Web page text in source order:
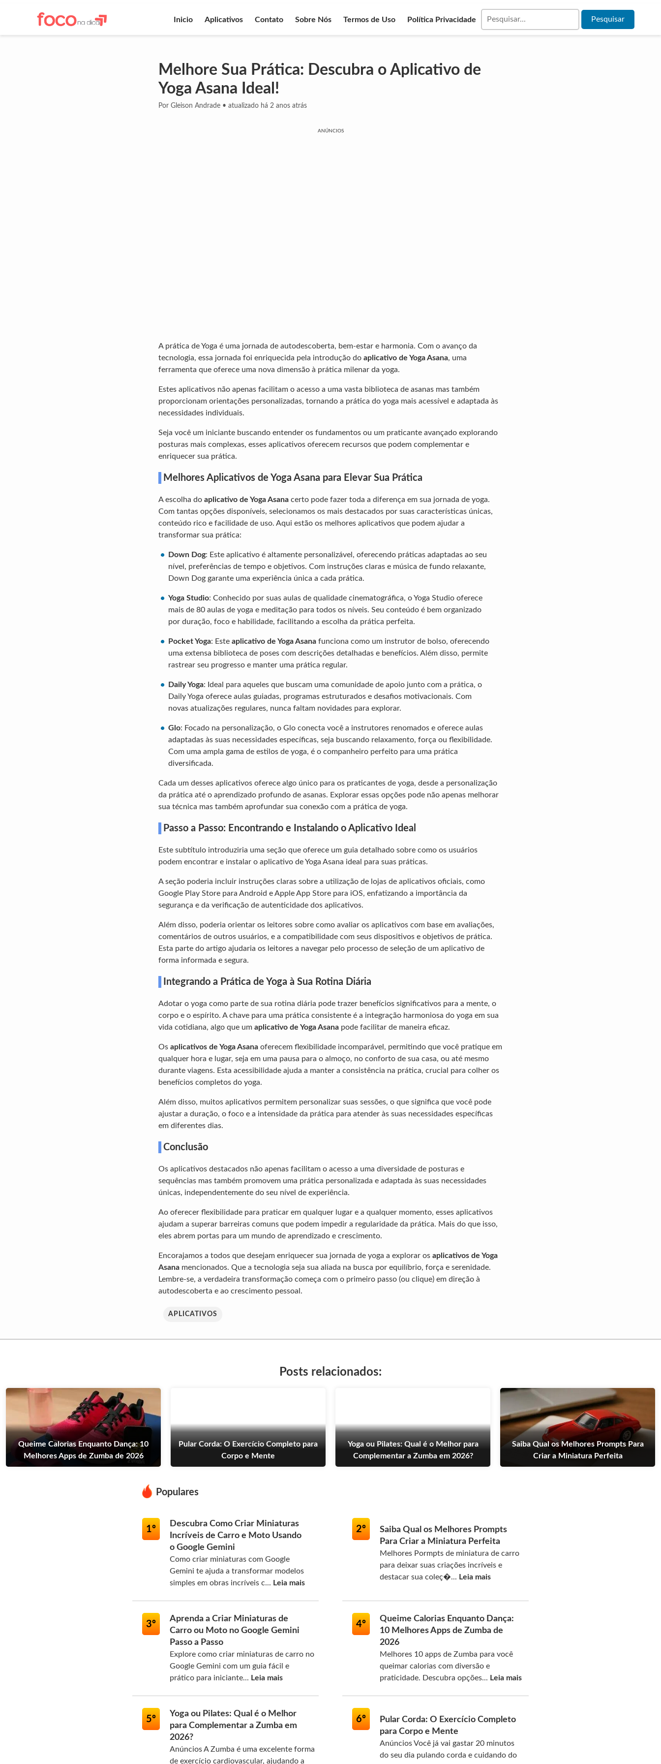
Inicio Aplicativos Contato Sobre Nós Termos de Uso Política Privacidade
Melhore Sua Prática: Descubra o Aplicativo de
Yoga Asana Ideal!
Por Gleison Andrade • atualizado há 2 anos atrás
ANÚNCIOS
A prática de Yoga é uma jornada de autodescoberta, bem-estar e harmonia. Com o avanço da
tecnologia, essa jornada foi enriquecida pela introdução do aplicativo de Yoga Asana, uma
ferramenta que oferece uma nova dimensão à prática milenar da yoga.
Estes aplicativos não apenas facilitam o acesso a uma vasta biblioteca de asanas mas também
proporcionam orientações personalizadas, tornando a prática do yoga mais acessível e adaptada às
necessidades individuais.
Seja você um iniciante buscando entender os fundamentos ou um praticante avançado explorando
posturas mais complexas, esses aplicativos oferecem recursos que podem complementar e
enriquecer sua prática.
Melhores Aplicativos de Yoga Asana para Elevar Sua Prática
A escolha do aplicativo de Yoga Asana certo pode fazer toda a diferença em sua jornada de yoga.
Com tantas opções disponíveis, selecionamos os mais destacados por suas características únicas,
conteúdo rico e facilidade de uso. Aqui estão os melhores aplicativos que podem ajudar a
transformar sua prática:
Down Dog: Este aplicativo é altamente personalizável, oferecendo práticas adaptadas ao seu
nível, preferências de tempo e objetivos. Com instruções claras e música de fundo relaxante,
Down Dog garante uma experiência única a cada prática.
Yoga Studio: Conhecido por suas aulas de qualidade cinematográfica, o Yoga Studio oferece
mais de 80 aulas de yoga e meditação para todos os níveis. Seu conteúdo é bem organizado
por duração, foco e habilidade, facilitando a escolha da prática perfeita.
Pocket Yoga: Este aplicativo de Yoga Asana funciona como um instrutor de bolso, oferecendo
uma extensa biblioteca de poses com descrições detalhadas e benefícios. Além disso, permite
rastrear seu progresso e manter uma prática regular.
Daily Yoga: Ideal para aqueles que buscam uma comunidade de apoio junto com a prática, o
Daily Yoga oferece aulas guiadas, programas estruturados e desafios motivacionais. Com
novas atualizações regulares, nunca faltam novidades para explorar.
Glo: Focado na personalização, o Glo conecta você a instrutores renomados e oferece aulas
adaptadas às suas necessidades específicas, seja buscando relaxamento, força ou flexibilidade.
Com uma ampla gama de estilos de yoga, é o companheiro perfeito para uma prática
diversificada.
Cada um desses aplicativos oferece algo único para os praticantes de yoga, desde a personalização
da prática até o aprendizado profundo de asanas. Explorar essas opções pode não apenas melhorar
sua técnica mas também aprofundar sua conexão com a prática de yoga.
Passo a Passo: Encontrando e Instalando o Aplicativo Ideal
Este subtítulo introduziria uma seção que oferece um guia detalhado sobre como os usuários
podem encontrar e instalar o aplicativo de Yoga Asana ideal para suas práticas.
A seção poderia incluir instruções claras sobre a utilização de lojas de aplicativos oficiais, como
Google Play Store para Android e Apple App Store para iOS, enfatizando a importância da
segurança e da verificação de autenticidade dos aplicativos.
Além disso, poderia orientar os leitores sobre como avaliar os aplicativos com base em avaliações,
comentários de outros usuários, e a compatibilidade com seus dispositivos e objetivos de prática.
Esta parte do artigo ajudaria os leitores a navegar pelo processo de seleção de um aplicativo de
forma informada e segura.
Integrando a Prática de Yoga à Sua Rotina Diária
Adotar o yoga como parte de sua rotina diária pode trazer benefícios significativos para a mente, o
corpo e o espírito. A chave para uma prática consistente é a integração harmoniosa do yoga em sua
vida cotidiana, algo que um aplicativo de Yoga Asana pode facilitar de maneira eficaz.
Os aplicativos de Yoga Asana oferecem flexibilidade incomparável, permitindo que você pratique em
qualquer hora e lugar, seja em uma pausa para o almoço, no conforto de sua casa, ou até mesmo
durante viagens. Esta acessibilidade ajuda a manter a consistência na prática, crucial para colher os
benefícios completos do yoga.
Além disso, muitos aplicativos permitem personalizar suas sessões, o que significa que você pode
ajustar a duração, o foco e a intensidade da prática para atender às suas necessidades específicas
em diferentes dias.
Conclusão
Os aplicativos destacados não apenas facilitam o acesso a uma diversidade de posturas e
sequências mas também promovem uma prática personalizada e adaptada às suas necessidades
únicas, independentemente do seu nível de experiência.
Ao oferecer flexibilidade para praticar em qualquer lugar e a qualquer momento, esses aplicativos
ajudam a superar barreiras comuns que podem impedir a regularidade da prática. Mais do que isso,
eles abrem portas para um mundo de aprendizado e crescimento.
Encorajamos a todos que desejam enriquecer sua jornada de yoga a explorar os aplicativos de Yoga
Asana mencionados. Que a tecnologia seja sua aliada na busca por equilíbrio, força e serenidade.
Lembre-se, a verdadeira transformação começa com o primeiro passo (ou clique) em direção à
autodescoberta e ao crescimento pessoal.
APLICATIVOS
Posts relacionados:
Queime Calorias Enquanto Dança: 10
Melhores Apps de Zumba de 2026
Pular Corda: O Exercício Completo para
Corpo e Mente
Yoga ou Pilates: Qual é o Melhor para
Complementar a Zumba em 2026?
Saiba Qual os Melhores Prompts Para
Criar a Miniatura Perfeita
Populares
1º
Descubra Como Criar Miniaturas
Incríveis de Carro e Moto Usando
o Google Gemini
Como criar miniaturas com Google
Gemini te ajuda a transformar modelos
simples em obras incríveis c... Leia mais
2º
Saiba Qual os Melhores Prompts
Para Criar a Miniatura Perfeita
Melhores Pormpts de miniatura de carro
para deixar suas criações incríveis e
destacar sua coleç�... Leia mais
3º
Aprenda a Criar Miniaturas de
Carro ou Moto no Google Gemini
Passo a Passo
Explore como criar miniaturas de carro no
Google Gemini com um guia fácil e
prático para iniciante... Leia mais
4º
Queime Calorias Enquanto Dança:
10 Melhores Apps de Zumba de
2026
Melhores 10 apps de Zumba para você
queimar calorias com diversão e
praticidade. Descubra opções... Leia mais
5º
Yoga ou Pilates: Qual é o Melhor
para Complementar a Zumba em
2026?
Anúncios A Zumba é uma excelente forma
de exercício cardiovascular, ajudando a
6º
Pular Corda: O Exercício Completo
para Corpo e Mente
Anúncios Você já vai gastar 20 minutos
do seu dia pulando corda e cuidando do